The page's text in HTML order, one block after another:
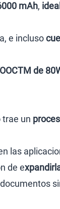
mAh,
e incluso
de
trae un
las
de e